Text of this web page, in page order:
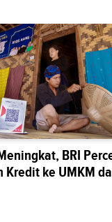
BRI
Kredit ke UMKM